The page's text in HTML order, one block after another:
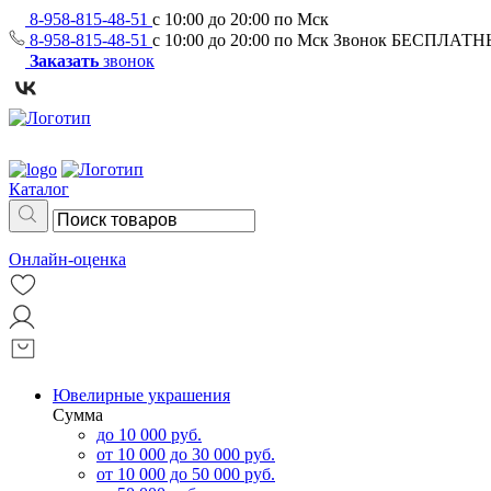
8-958-815-48-51 с 10:00 до 20:00 по Мск
8-958-815-48-51 с 10:00 до 20:00 по Мск Звонок
Заказать звонок
Каталог
Онлайн-оценка
Ювелирные украшения
Сумма
до 10 000 руб.
от 10 000 до 30 000 руб.
от 10 000 до 50 000 руб.